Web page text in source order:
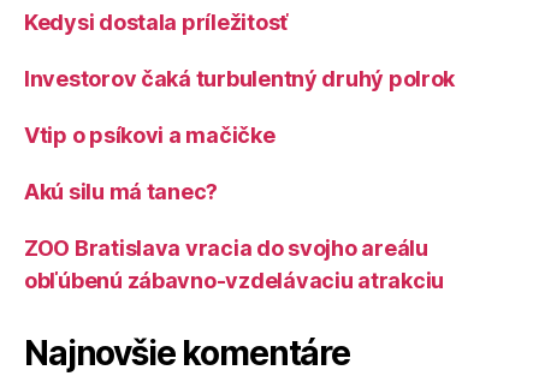
Kedysi dostala príležitosť
Investorov čaká turbulentný druhý polrok
Vtip o psíkovi a mačičke
Akú silu má tanec?
ZOO Bratislava vracia do svojho areálu
obľúbenú zábavno-vzdelávaciu atrakciu
Najnovšie komentáre